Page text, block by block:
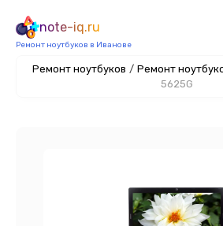
note-iq.ru
Ремонт ноутбуков в Иванове
Ремонт ноутбуков / Ремонт
5625G